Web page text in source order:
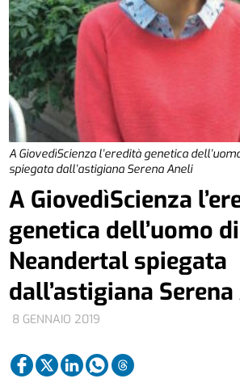
A GiovedìScienza l’eredità genetica
spiegata dall’astigiana Serena Aneli
8 GENNAIO 2019
A GiovedìScienza
genetica dell’uomo di
Neandertal spiegata
dall’astigiana